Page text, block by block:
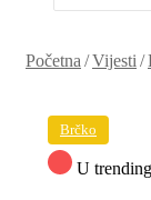
Početna /Vijesti /
Brčko
U